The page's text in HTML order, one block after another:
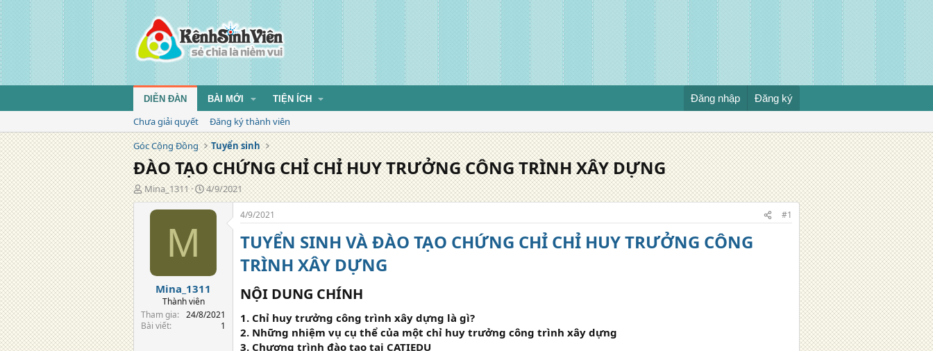
DIỄN ĐÀN BÀI MỚI TIỆN ÍCH Đăng nhập Đăng ký
Chưa giải quyết
Đăng ký thành viên
Góc Cộng Đồng
Tuyển sinh
ĐÀO TẠO CHỨNG CHỈ CHỈ HUY TRƯỞNG CÔNG TRÌNH XÂY DỰNG
T
á
Mina_1311
N
g
à
g
4/9/2021
M
Mina_1311
Thành viên
Tham gia
24/8/2021
Bài viết
1
4/9/2021 #1
TUYỂN SINH VÀ ĐÀO TẠO CHỨNG CHỈ CHỈ HUY TRƯỞNG CÔNG
TRÌNH XÂY DỰNG
NỘI DUNG CHÍNH
1. Chỉ huy trưởng công trình xây dựng là gì?
2. Những nhiệm vụ cụ thể của một chỉ huy trưởng công trình xây dựng
3. Chương trình đào tạo tại CATIEDU